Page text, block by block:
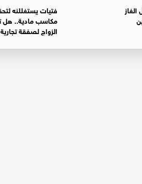
فتيات يستغللنه
مكاسب مادية.. هل
الزواج لصفقة